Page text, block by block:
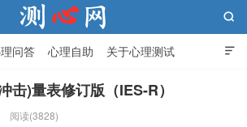

问答 心理自助 关于心理测试

击)量表修订版（IES-R）
阅读(3828)